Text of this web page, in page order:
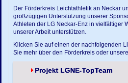
Der Förderkreis Leichtathletik an Neckar
großzügigen Unterstützung unserer
Athleten der LG Neckar-Enz in vielfältiger
unserer Arbeit unterstützen.
Klicken Sie auf einen der nachfolgenden
Sie mehr über den Förderkreis oder
Projekt LGNE-TopTeam